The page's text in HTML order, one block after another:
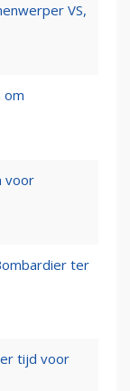
VS,
om
voor
ter
tijd voor